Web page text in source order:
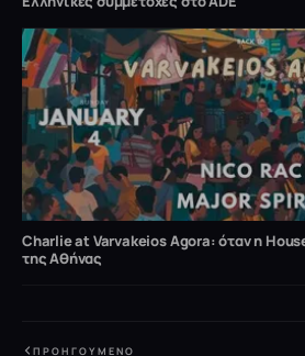
Charlie at Varvakeios Agora: όταν η
της Αθήνας
ΠΡΟΗΓΟΎΜΕΝΟ